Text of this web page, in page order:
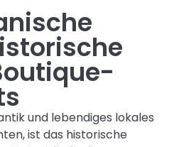
und lebendiges lokales
ist das historische